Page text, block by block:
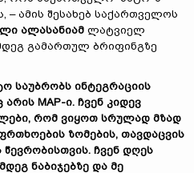
– ამის შესახებ საქართველოს
ალასანიამ ლატვიელ
გამართულ ბრიფინგზე
საუბრობს ინტეგრაციის
არის MAP-ი. ჩვენ კიდევ
რომ ვიყოთ სრულად მზად
ზომების, თავდაცვის
წევრობისთვის. ჩვენ დღეს
ნაბიჯებზე და მე